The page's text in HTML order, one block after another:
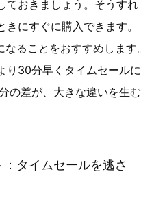
ておきましょう。そうすれ
にすぐに購入できます。
ることをおすすめします。
り30分早くタイムセールに
の差が、大きな違いを生む
タイムセールを逃さ